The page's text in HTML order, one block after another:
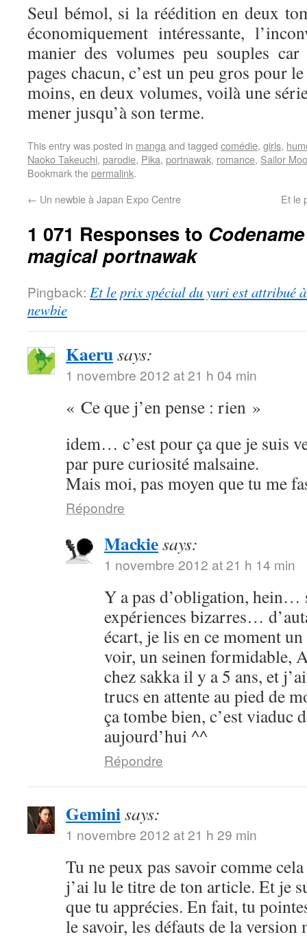
Seul bémol, si la réédition en deux
économiquement intéressante,
manier des volumes peu souples
pages chacun, c’est un peu gros pour
moins, en deux volumes, voilà une
mener jusqu’à son terme.
This entry was posted in mangaand tagged comédie, girls,
Naoko Takeuchi, parodie, Pika, portnawak, romance, Sailor
Bookmark thepermalink.
← Un newbie à Japan Expo Centre Et le
1 071 Responses to
magical portnawak
Pingback: Et le prix spécial du yuri est attribué
newbie
Kaerusays:
1 novembre 2012 at 21 h 04 min
« Ce que j’en pense : rien »
idem… c’est pour ça que je suis
par pure curiosité malsaine.
Mais moi, pas moyen que tu me
Répondre
Mackiesays:
1 novembre 2012 at 21 h 14 min
Y a pas d’obligation, hein…
expériences bizarres…
écart, je lis en ce moment
voir, un seinen formidable,
chez sakka il y a 5 ans, et
trucs en attente au pied de
ça tombe bien, c’est viaduc
aujourd’hui ^^
Répondre
Geminisays:
1 novembre 2012 at 21 h 29 min
Tu ne peux pas savoir comme
j’ai lu le titre de ton article. Et je
que tu apprécies. En fait, tu
le savoir, les défauts de la